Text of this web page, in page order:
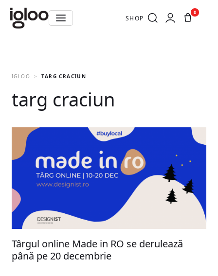
SHOP
0
IGLOO TARG CRACIUN
targ craciun
Târgul online Made in RO se derulează
până pe 20 decembrie